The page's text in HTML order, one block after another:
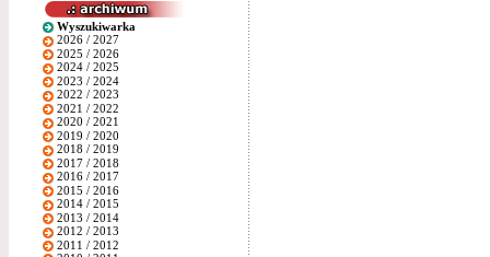
Wyszukiwarka
2026 / 2027
2025 / 2026
2024 / 2025
2023 / 2024
2022 / 2023
2021 / 2022
2020 / 2021
2019 / 2020
2018 / 2019
2017 / 2018
2016 / 2017
2015 / 2016
2014 / 2015
2013 / 2014
2012 / 2013
2011 / 2012